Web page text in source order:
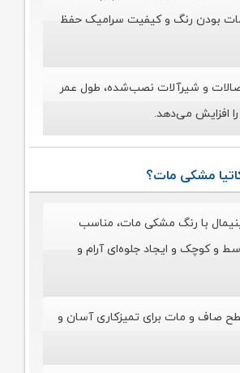
بودن رنگ و کیفیت سرامیک حفظ
و شیرآلات نصب‌شده، طول عمر
افزایش می‌دهد.
مشکی مات؟
با رنگ مشکی مات، مناسب
و کوچک و ایجاد جلوه‌ای آرام و
صاف و مات برای تمیزکاری آسان و